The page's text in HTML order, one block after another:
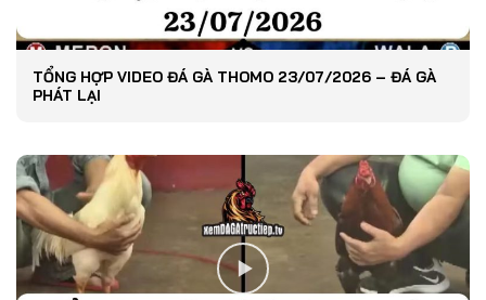
TỔNG HỢP VIDEO ĐÁ GÀ THOMO 23/07/2026 – ĐÁ GÀ
PHÁT LẠI